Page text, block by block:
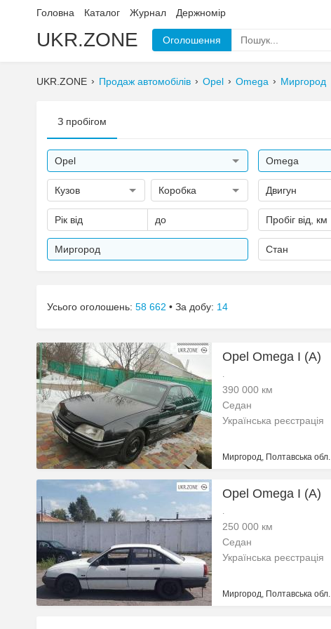
Головна Каталог Журнал Держномір
UKR.ZONE Оголошення
UKR.ZONE Продаж автомобілів Opel Omega Миргород
З пробігом
Opel Omega
Кузов Коробка Двигун
Рік від до Пробіг від, км
Миргород Стан
Усього оголошень: 58 662 • За добу: 14
Opel Omega I (A)
.
390 000 км
Седан
Українська реєстрація
Миргород, Полтавська обл.
Opel Omega I (A)
.
250 000 км
Седан
Українська реєстрація
Миргород, Полтавська обл.